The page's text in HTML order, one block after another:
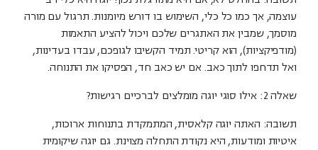
עוצמה, אך כמו כל כלי, השימוש בו דורש מיומנות. תרגול עם מורה
מוסמך, שמבין את האתגרים שלכם ויכול להציע התאמות
(מודפיקציות), הוא קריטי. תמיד הקשיבו לגופכם, עבדו בעדינות,
ואל תדחפו לתוך כאב. אם יש כאב חד, הפסיקו את התנוחה.
שאלה 2: אילו סוגי יוגה מומלצים לברכיים רגישות?
תשובה: האתה יוגה קלאסית, המתמקדת בתנוחות ארוכות,
איטיות ומודעות, היא נקודת התחלה מצוינת. גם יוגה שיקומית